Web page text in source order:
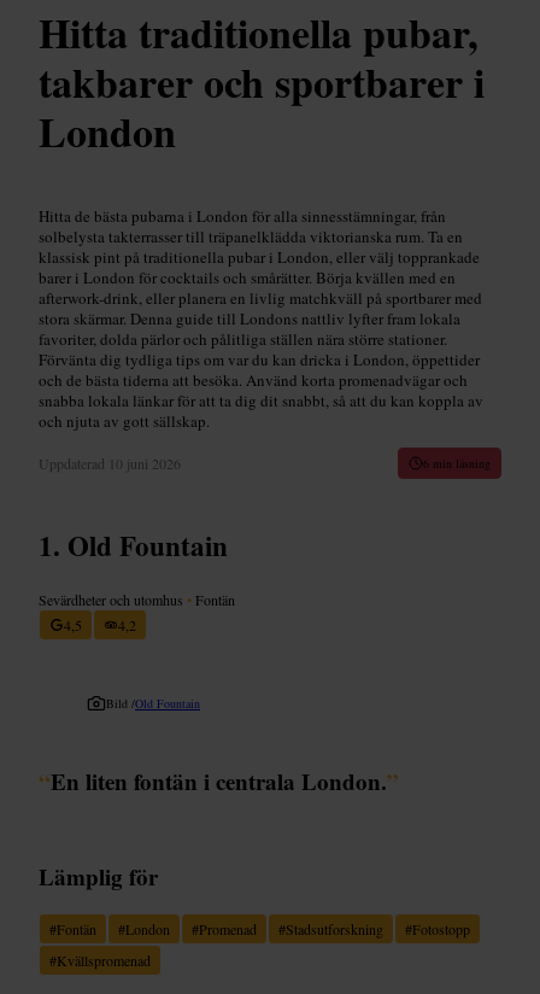
Hitta traditionella pubar,
takbarer och sportbarer i
London
Hitta de bästa pubarna i London för alla sinnesstämningar, från
solbelysta takterrasser till träpanelklädda viktorianska rum. Ta en
klassisk pint på traditionella pubar i London, eller välj topprankade
barer i London för cocktails och smårätter. Börja kvällen med en
afterwork-drink, eller planera en livlig matchkväll på sportbarer med
stora skärmar. Denna guide till Londons nattliv lyfter fram lokala
favoriter, dolda pärlor och pålitliga ställen nära större stationer.
Förvänta dig tydliga tips om var du kan dricka i London, öppettider
och de bästa tiderna att besöka. Använd korta promenadvägar och
snabba lokala länkar för att ta dig dit snabbt, så att du kan koppla av
och njuta av gott sällskap.
Uppdaterad 10 juni 2026 6 min läsning
Old Fountain
Sevärdheter och utomhus • Fontän
4,5
4,2
Bild /Old Fountain
“En liten fontän i centrala London.”
Lämplig för
#Fontän #London #Promenad #Stadsutforskning #Fotostopp
#Kvällspromenad